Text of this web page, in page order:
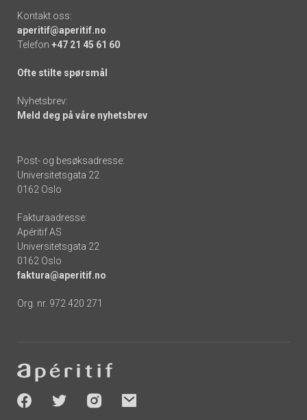
Kontakt oss:
aperitif@aperitif.no
Telefon +47 21 45 61 60
Ofte stilte spørsmål
Nyhetsbrev:
Meld deg på våre nyhetsbrev
Post- og besøksadresse:
Universitetsgata 22
0162 Oslo
Fakturaadresse:
Apéritif AS
Universitetsgata 22
0162 Oslo
faktura@aperitif.no
Org. nr. 972 420 271
-
socials